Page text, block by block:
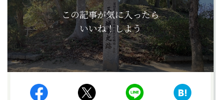
この記事が気に入ったら
いいね！しよう